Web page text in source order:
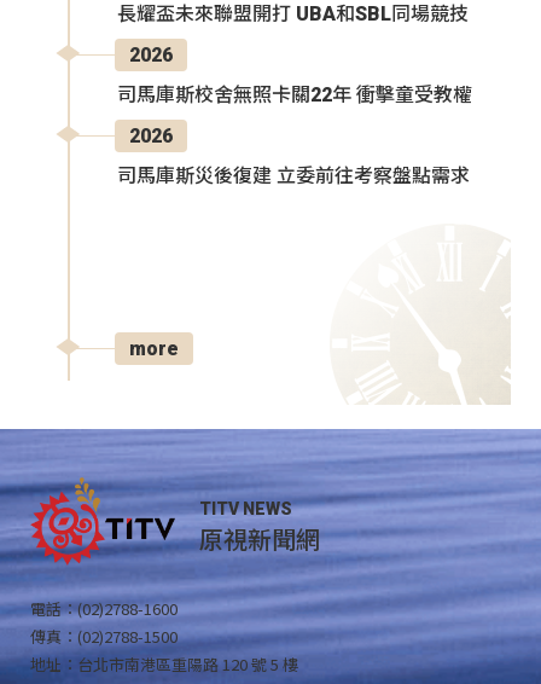
長耀盃未來聯盟開打 UBA和SBL同場競技
2026
司馬庫斯校舍無照卡關22年 衝擊童受教權
2026
司馬庫斯災後復建 立委前往考察盤點需求
more
TITV NEWS
原視新聞網
電話：(02)2788-1600
傳真：(02)2788-1500
地址：台北市南港區重陽路 120 號 5 樓